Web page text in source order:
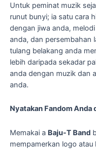
Untuk peminat muzik
runut bunyi; ia satu cara
dengan jiwa anda,
anda, dan persembahan
tulang belakang anda
lebih daripada sekadar
anda dengan muzik dan
anda.
Nyatakan Fandom Anda
Memakai a Baju-T Band
mempamerkan logo